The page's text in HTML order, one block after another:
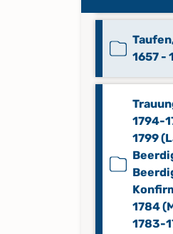
1657 -
1794-
1799
1784
1783-